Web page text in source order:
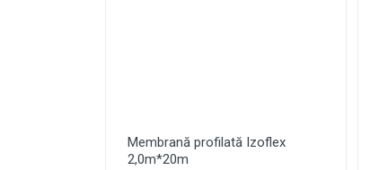
Membrană profilată Izoflex
2,0m*20m